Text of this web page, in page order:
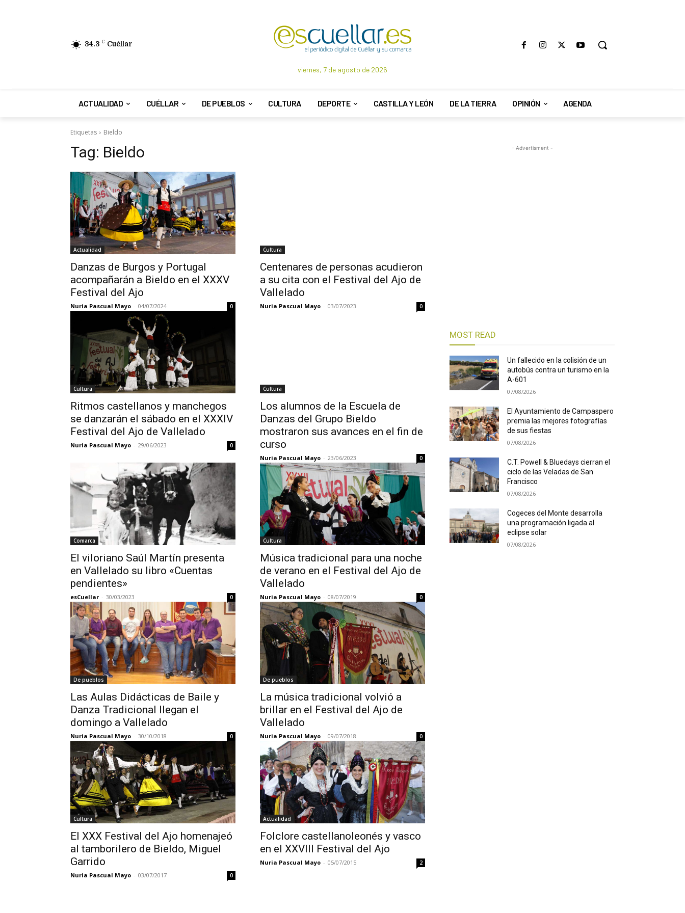
34.3 C Cuéllar
viernes, 7 de agosto de 2026
ACTUALIDAD CUÉLLAR DE PUEBLOS CULTURA DEPORTE CASTILLA Y LEÓN DE LA TIERRA OPINIÓN AGENDA
Etiquetas Bieldo
Tag: Bieldo
Actualidad
Danzas de Burgos y Portugal
acompañarán a Bieldo en el XXXV
Festival del Ajo
Nuria Pascual Mayo - 04/07/2024 0
Cultura
Centenares de personas acudieron
a su cita con el Festival del Ajo de
Vallelado
Nuria Pascual Mayo - 03/07/2023 0
Cultura
Ritmos castellanos y manchegos
se danzarán el sábado en el XXXIV
Festival del Ajo de Vallelado
Nuria Pascual Mayo - 29/06/2023 0
Cultura
Los alumnos de la Escuela de
Danzas del Grupo Bieldo
mostraron sus avances en el fin de
curso
Nuria Pascual Mayo - 23/06/2023 0
Comarca
El viloriano Saúl Martín presenta
en Vallelado su libro «Cuentas
pendientes»
esCuellar - 30/03/2023 0
Cultura
Música tradicional para una noche
de verano en el Festival del Ajo de
Vallelado
Nuria Pascual Mayo - 08/07/2019 0
De pueblos
Las Aulas Didácticas de Baile y
Danza Tradicional llegan el
domingo a Vallelado
Nuria Pascual Mayo - 30/10/2018 0
De pueblos
La música tradicional volvió a
brillar en el Festival del Ajo de
Vallelado
Nuria Pascual Mayo - 09/07/2018 0
Cultura
El XXX Festival del Ajo homenajeó
al tamborilero de Bieldo, Miguel
Garrido
Nuria Pascual Mayo - 03/07/2017 0
Actualidad
Folclore castellanoleonés y vasco
en el XXVIII Festival del Ajo
Nuria Pascual Mayo - 05/07/2015 2
- Advertisment -
MOST READ
Un fallecido en la colisión de un
autobús contra un turismo en la
A-601
07/08/2026
El Ayuntamiento de Campaspero
premia las mejores fotografías
de sus fiestas
07/08/2026
C.T. Powell & Bluedays cierran el
ciclo de las Veladas de San
Francisco
07/08/2026
Cogeces del Monte desarrolla
una programación ligada al
eclipse solar
07/08/2026